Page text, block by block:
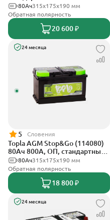
315x175x190 мм
80Ач
Обратная полярность
20 600 ₽
24 месяца
5 Словения
Topla AGM Stop&Go (114080)
80Ач 800А, ОП, стандартные
клеммы315x175x190 мм
80Ач
Обратная полярность
18 800 ₽
24 месяца